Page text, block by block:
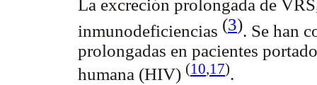
La excreción prolongada de
inmunodeficiencias (3). Se han
prolongadas en pacientes
humana (HIV) (10,17).